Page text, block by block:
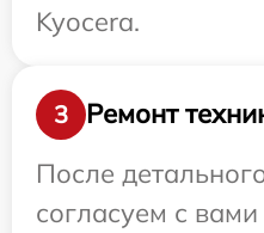
Kyocera.
3
Ремонт
После
согласуем с вами